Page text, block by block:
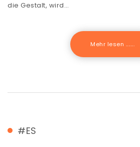
die Gestalt, wird…
Mehr lesen .......
#ES